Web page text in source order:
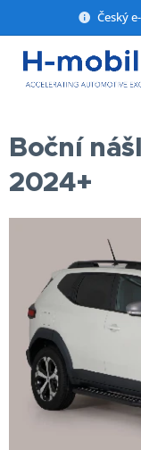
Český
Boční
2024+